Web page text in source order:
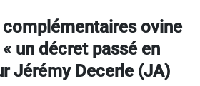
complémentaires ovine
un décret passé en
Jérémy Decerle (JA)